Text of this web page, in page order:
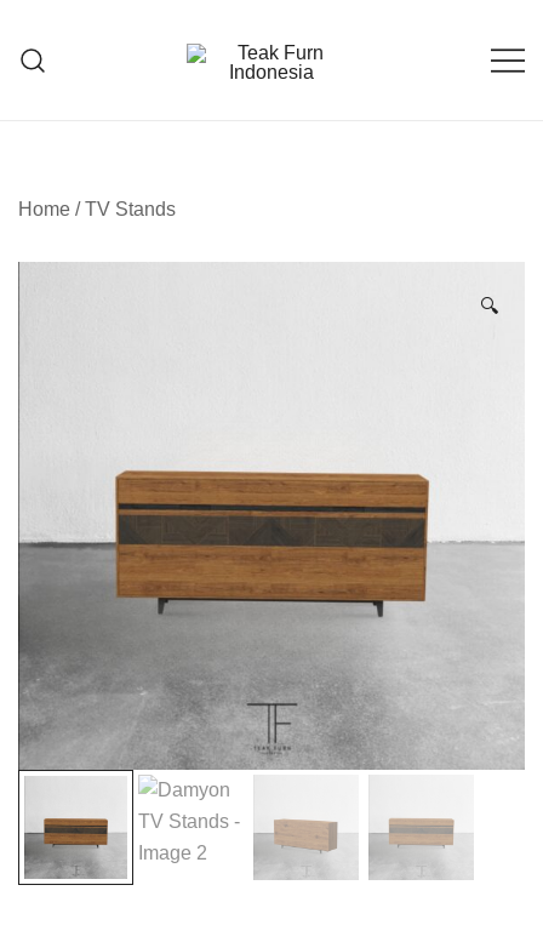
Home /TV Stands
🔍